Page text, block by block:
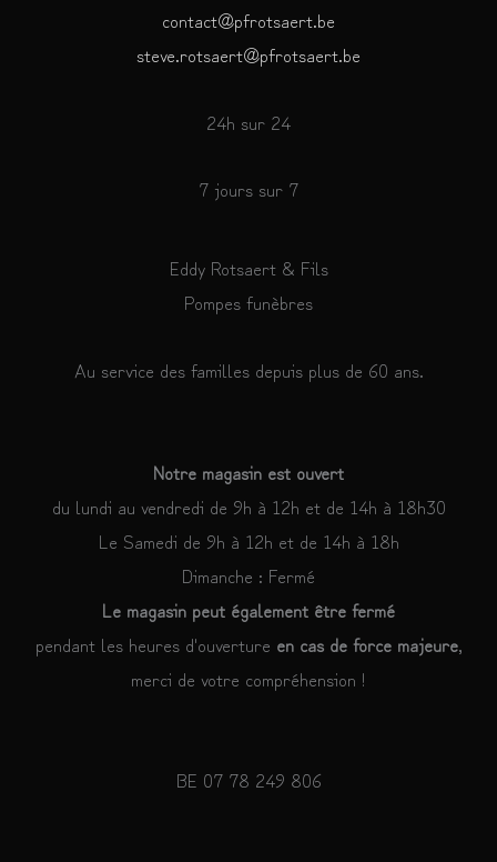
contact@pfrotsaert.be
steve.rotsaert@pfrotsaert.be
24h sur 24
7 jours sur 7
Eddy Rotsaert & Fils
Pompes funèbres
Au service des familles depuis plus de 60 ans.
Notre magasin est ouvert
du lundi au vendredi de 9h à 12h et de 14h à 18h30
Le Samedi de 9h à 12h et de 14h à 18h
Dimanche : Fermé
Le magasin peut également être fermé
pendant les heures d'ouverture en cas de force majeure,
merci de votre compréhension !
BE 07 78 249 806